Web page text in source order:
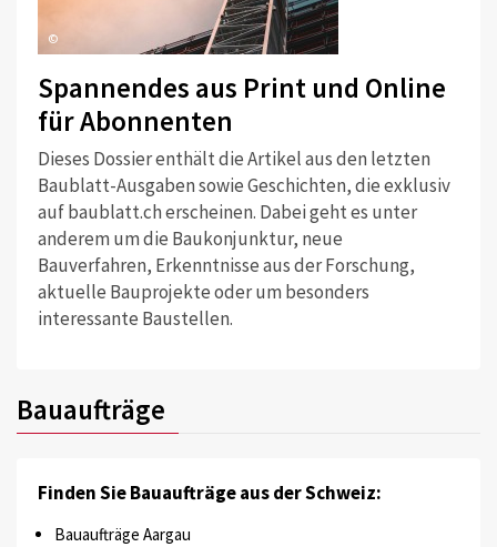
©
Spannendes aus Print und Online
für Abonnenten
Dieses Dossier enthält die Artikel aus den letzten
Baublatt-Ausgaben sowie Geschichten, die exklusiv
auf baublatt.ch erscheinen. Dabei geht es unter
anderem um die Baukonjunktur, neue
Bauverfahren, Erkenntnisse aus der Forschung,
aktuelle Bauprojekte oder um besonders
interessante Baustellen.
Bauaufträge
Finden Sie Bauaufträge aus der Schweiz:
Bauaufträge Aargau